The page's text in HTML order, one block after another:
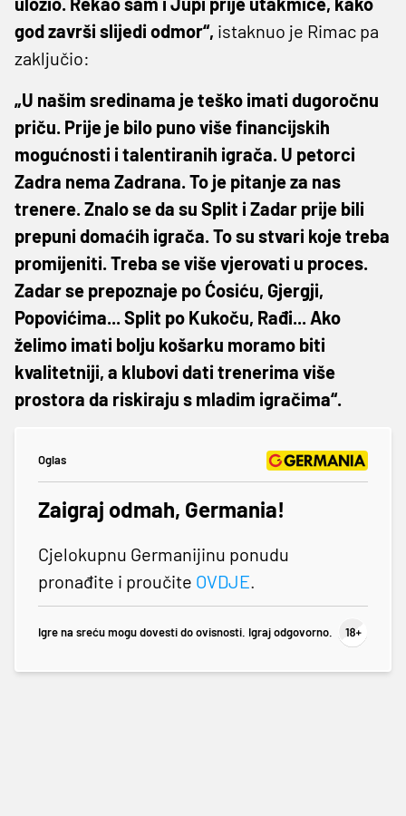
god završi slijedi odmor“, istaknuo je Rimac pa
zaključio:
„U našim sredinama je teško imati dugoročnu
priču. Prije je bilo puno više financijskih
mogućnosti i talentiranih igrača. U petorci
Zadra nema Zadrana. To je pitanje za nas
trenere. Znalo se da su Split i Zadar prije bili
prepuni domaćih igrača. To su stvari koje treba
promijeniti. Treba se više vjerovati u proces.
Zadar se prepoznaje po Ćosiću, Gjergji,
Popovićima... Split po Kukoču, Rađi... Ako
želimo imati bolju košarku moramo biti
kvalitetniji, a klubovi dati trenerima više
prostora da riskiraju s mladim igračima“.
Oglas
Zaigraj odmah, Germania!
Cjelokupnu Germanijinu ponudu
pronađite i proučite OVDJE.
Igre na sreću mogu dovesti do ovisnosti. Igraj odgovorno.